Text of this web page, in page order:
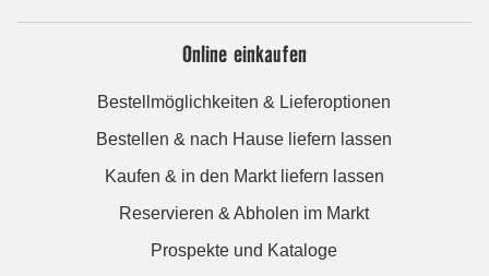
Online einkaufen
Bestellmöglichkeiten & Lieferoptionen
Bestellen & nach Hause liefern lassen
Kaufen & in den Markt liefern lassen
Reservieren & Abholen im Markt
Prospekte und Kataloge